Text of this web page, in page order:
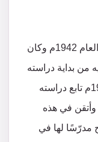
بدأ الشهيد بهشتي دراسته الحوزوية في العام 1942م وكان
عليه من بداية دراسته
علامات النبوغ والاجتهاد. وفي العام 1948م تابع دراسته
وأتقن في هذه
مدرّسًا لها في